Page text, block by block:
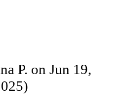
P. on Jun 19,